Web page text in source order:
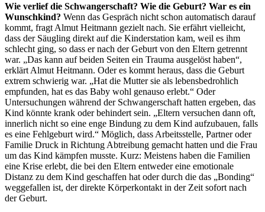
Wie verlief die Schwangerschaft? Wie die Geburt? War es ein
Wunschkind? Wenn das Gespräch nicht schon automatisch darauf
kommt, fragt Almut Heitmann gezielt nach. Sie erfährt vielleicht,
dass der Säugling direkt auf die Kinderstation kam, weil es ihm
schlecht ging, so dass er nach der Geburt von den Eltern getrennt
war. „Das kann auf beiden Seiten ein Trauma ausgelöst haben“,
erklärt Almut Heitmann. Oder es kommt heraus, dass die Geburt
extrem schwierig war. „Hat die Mutter sie als lebensbedrohlich
empfunden, hat es das Baby wohl genauso erlebt.“ Oder
Untersuchungen während der Schwangerschaft hatten ergeben, das
Kind könnte krank oder behindert sein. „Eltern versuchen dann oft,
innerlich nicht so eine enge Bindung zu dem Kind aufzubauen, falls
es eine Fehlgeburt wird.“ Möglich, dass Arbeitsstelle, Partner oder
Familie Druck in Richtung Abtreibung gemacht hatten und die Frau
um das Kind kämpfen musste. Kurz: Meistens haben die Familien
eine Krise erlebt, die bei den Eltern entweder eine emotionale
Distanz zu dem Kind geschaffen hat oder durch die das „Bonding“
weggefallen ist, der direkte Körperkontakt in der Zeit sofort nach
der Geburt.